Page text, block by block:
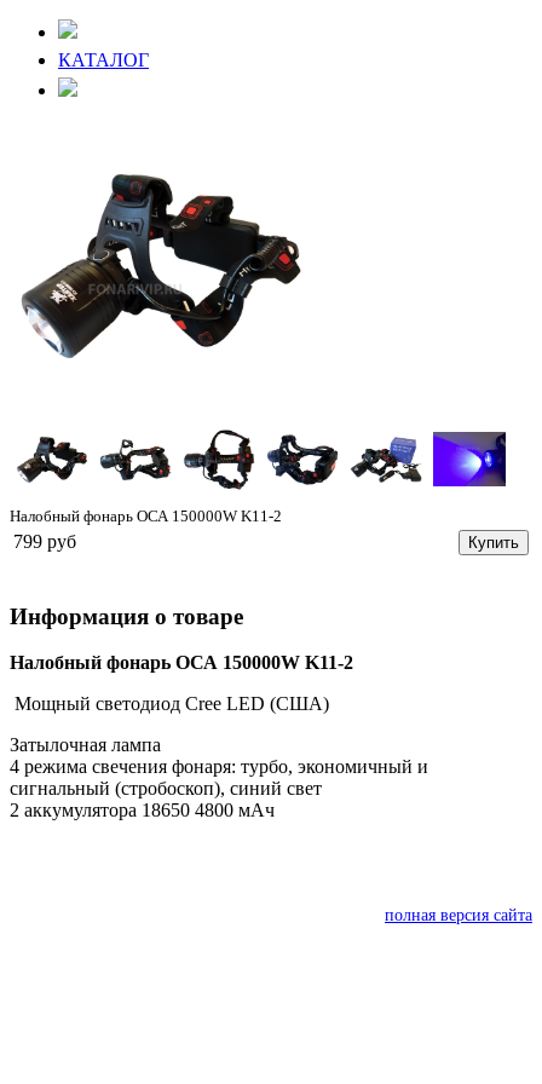
КАТАЛОГ
Налобный фонарь ОСА 150000W K11-2
799 руб Купить
Информация о товаре
Налобный фонарь ОСА 150000W K11-2
Мощный светодиод Cree LED (США)
Затылочная лампа
4 режима свечения фонаря: турбо, экономичный и
сигнальный (стробоскоп), синий свет
2 аккумулятора 18650 4800 мАч
полная версия сайта